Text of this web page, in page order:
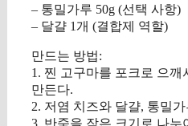
– 통밀가루 50g (선택 사항)
– 달걀 1개 (결합제 역할)
만드는 방법:
1. 찐 고구마를 포크로 으깨
만든다.
2. 저염 치즈와 달걀, 통밀
3. 반죽을 작은 크기로 나누